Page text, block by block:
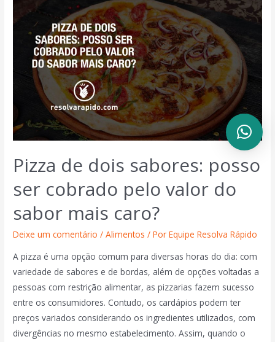
Pizza de dois sabores: posso
ser cobrado pelo valor do
sabor mais caro?
Deixe um comentário /Alimentos / PorEquipe Resolva Rápido
A pizza é uma opção comum para diversas horas do dia: com
variedade de sabores e de bordas, além de opções voltadas a
pessoas com restrição alimentar, as pizzarias fazem sucesso
entre os consumidores. Contudo, os cardápios podem ter
preços variados considerando os ingredientes utilizados, com
divergências no mesmo estabelecimento. Assim, quando o